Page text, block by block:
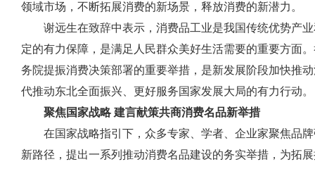
领域市场，不断拓展消费的新场景，释放消费的新潜力。
谢远生在致辞中表示，消费品工业是我国传统优势产
定的有力保障，是满足人民群众美好生活需要的重要方面
务院提振消费决策部署的重要举措，是新发展阶段加快推
代推动东北全面振兴、更好服务国家发展大局的有力行动。
聚焦国家战略 建言献策共商消费名品新举措
在国家战略指引下，众多专家、学者、企业家聚焦品
新路径，提出一系列推动消费名品建设的务实举措，为拓